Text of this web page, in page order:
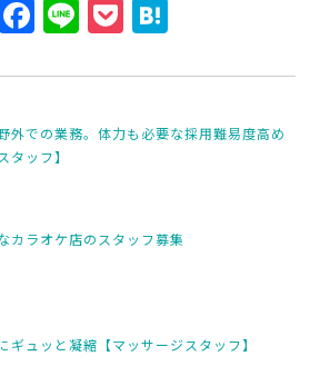
X F
c
e
b
o
Li
e
P
c
k
e
n
外での業務。体力も必要な採用難易度高め
タッフ】
カラオケ店のスタッフ募集
ギュッと凝縮【マッサージスタッフ】